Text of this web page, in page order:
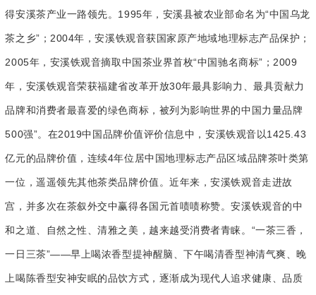
得安溪茶产业一路领先。1995年，安溪县被农业部命名为“中国乌龙
茶之乡”；2004年，安溪铁观音获国家原产地域地理标志产品保护；
2005年，安溪铁观音摘取中国茶业界首枚“中国驰名商标”；2009
年，安溪铁观音荣获福建省改革开放30年最具影响力、最具贡献力
品牌和消费者最喜爱的绿色商标，被列为影响世界的中国力量品牌
500强”。在2019中国品牌价值评价信息中，安溪铁观音以1425.43
亿元的品牌价值，连续4年位居中国地理标志产品区域品牌茶叶类第
一位，遥遥领先其他茶类品牌价值。近年来，安溪铁观音走进故
宫，并多次在茶叙外交中赢得各国元首啧啧称赞。安溪铁观音的中
和之道、自然之性、清雅之美，越来越受消费者青睐。“一茶三香，
一日三茶”——早上喝浓香型提神醒脑、下午喝清香型神清气爽、晚
上喝陈香型安神安眠的品饮方式，逐渐成为现代人追求健康、品质